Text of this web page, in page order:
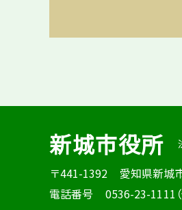
新城市役所
〒441-1392
愛知県新城
電話番号
0536-23-1111（